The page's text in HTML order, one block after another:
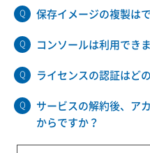
保存イメージの複製は
コンソールは利用でき
ライセンスの認証はど
サービスの解約後、ア
からですか？